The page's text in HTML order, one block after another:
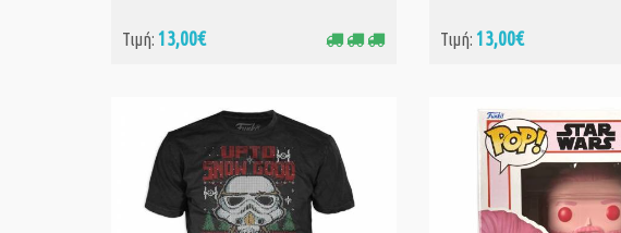
Τιμή: 13,00€ Τιμή: 13,00€